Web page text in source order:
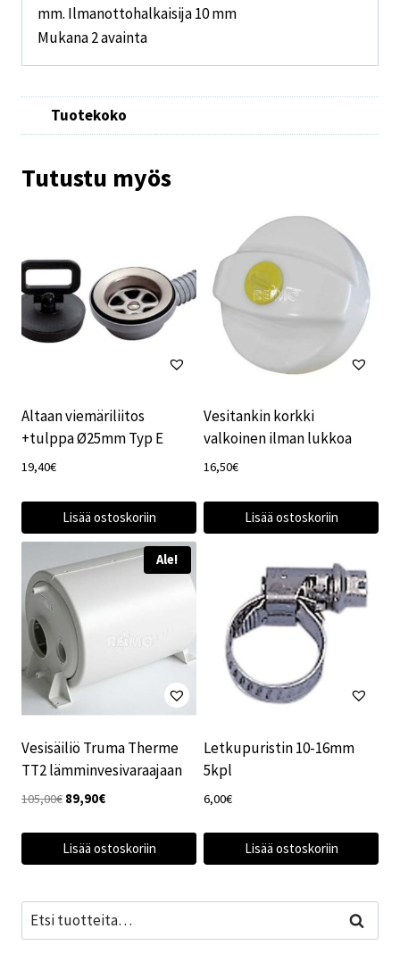
mm. Ilmanottohalkaisija 10 mm
Mukana 2 avainta
Tuotekoko
Tutustu myös
Altaan viemäriliitos
+tulppa Ø25mm Typ E
19,40€
Lisää ostoskoriin
Vesitankin korkki
valkoinen ilman lukkoa
16,50€
Lisää ostoskoriin
Ale!
Vesisäiliö Truma Therme
TT2 lämminvesivaraajaan
105,00€ Alkuperäinen
89,90€Nykyinen
Lisää ostoskoriin
Letkupuristin 10-16mm
5kpl
6,00€
Lisää ostoskoriin
Etsi: Haku